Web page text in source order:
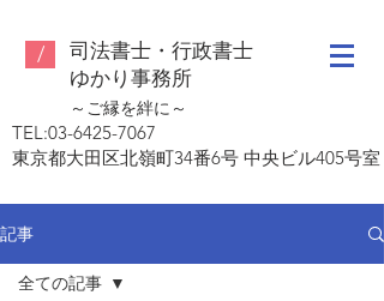
/
司法書士・行政書士
ゆかり事務所
～ご縁を絆に～
TEL:03-6425-7067
東京都大田区北嶺町34番6号 中央ビル405号室
記事
全ての記事